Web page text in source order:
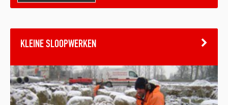
KLEINE SLOOPWERKEN